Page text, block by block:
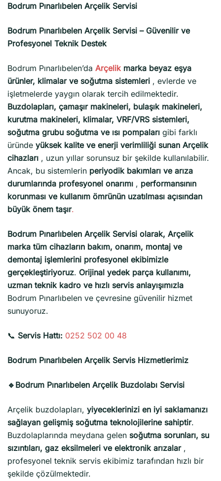
Bodrum Pınarlıbelen Arçelik Servisi
Bodrum Pınarlıbelen Arçelik Servisi – Güvenilir ve
Profesyonel Teknik Destek
Bodrum Pınarlıbelen’da Arçelik marka beyaz eşya
ürünler, klimalar ve soğutma sistemleri , evlerde ve
işletmelerde yaygın olarak tercih edilmektedir.
Buzdolapları, çamaşır makineleri, bulaşık makineleri,
kurutma makineleri, klimalar, VRF/VRS sistemleri,
soğutma grubu soğutma ve ısı pompaları gibi farklı
üründe yüksek kalite ve enerji verimliliği sunan Arçelik
cihazları , uzun yıllar sorunsuz bir şekilde kullanılabilir.
Ancak, bu sistemlerin periyodik bakımları ve arıza
durumlarında profesyonel onarımı , performansının
korunması ve kullanım ömrünün uzatılması açısından
büyük önem taşır.
Bodrum Pınarlıbelen Arçelik Servisi olarak, Arçelik
marka tüm cihazların bakım, onarım, montaj ve
demontaj işlemlerini profesyonel ekibimizle
gerçekleştiriyoruz. Orijinal yedek parça kullanımı,
uzman teknik kadro ve hızlı servis anlayışımızla
Bodrum Pınarlıbelen ve çevresine güvenilir hizmet
sunuyoruz.
📞 Servis Hattı: 0252 502 00 48
Bodrum Pınarlıbelen Arçelik Servis Hizmetlerimiz
🔹Bodrum Pınarlıbelen Arçelik Buzdolabı Servisi
Arçelik buzdolapları, yiyeceklerinizi en iyi saklamanızı
sağlayan gelişmiş soğutma teknolojilerine sahiptir.
Buzdolaplarında meydana gelen soğutma sorunları, su
sızıntıları, gaz eksilmeleri ve elektronik arızalar,
profesyonel teknik servis ekibimiz tarafından hızlı bir
şekilde çözülmektedir.